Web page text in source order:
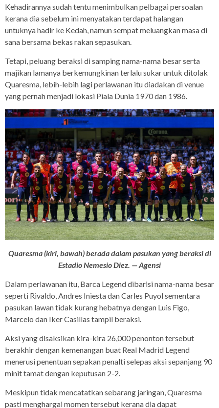
Kehadirannya sudah tentu menimbulkan pelbagai persoalan
kerana dia sebelum ini menyatakan terdapat halangan
untuknya hadir ke Kedah, namun sempat meluangkan masa di
sana bersama bekas rakan sepasukan.
Tetapi, peluang beraksi di samping nama-nama besar serta
majikan lamanya berkemungkinan terlalu sukar untuk ditolak
Quaresma, lebih-lebih lagi perlawanan itu diadakan di venue
yang pernah menjadi lokasi Piala Dunia 1970 dan 1986.
Quaresma (kiri, bawah) berada dalam pasukan yang beraksi di
Estadio Nemesio Diez. — Agensi
Dalam perlawanan itu, Barca Legend dibarisi nama-nama besar
seperti Rivaldo, Andres Iniesta dan Carles Puyol sementara
pasukan lawan tidak kurang hebatnya dengan Luis Figo,
Marcelo dan Iker Casillas tampil beraksi.
Aksi yang disaksikan kira-kira 26,000 penonton tersebut
berakhir dengan kemenangan buat Real Madrid Legend
menerusi penentuan sepakan penalti selepas aksi sepanjang 90
minit tamat dengan keputusan 2-2.
Meskipun tidak mencatatkan sebarang jaringan, Quaresma
pasti menghargai momen tersebut kerana dia dapat